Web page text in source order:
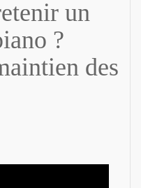
un
?
des